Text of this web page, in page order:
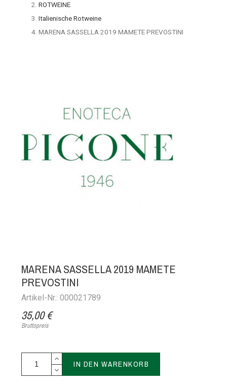
ROTWEINE
Italienische Rotweine
MARENA SASSELLA 2019 MAMETE PREVOSTINI
MARENA SASSELLA 2019 MAMETE
PREVOSTINI
Artikel-Nr.: 000021789
35,00 €
Bruttopreis
IN DEN WARENKORB